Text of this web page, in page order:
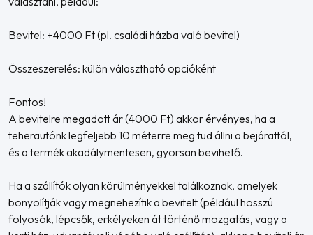
Bevitel: +4000 Ft (pl. családi házba való bevitel)
Összeszerelés: külön választható opcióként
Fontos!
A bevitelre megadott ár (4000 Ft) akkor érvényes, ha a
teherautónk legfeljebb 10 méterre meg tud állni a bejárattól,
és a termék akadálymentesen, gyorsan bevihető.
Ha a szállítók olyan körülményekkel találkoznak, amelyek
bonyolítják vagy megnehezítik a bevitelt (például hosszú
folyosók, lépcsők, erkélyeken át történő mozgatás, vagy a